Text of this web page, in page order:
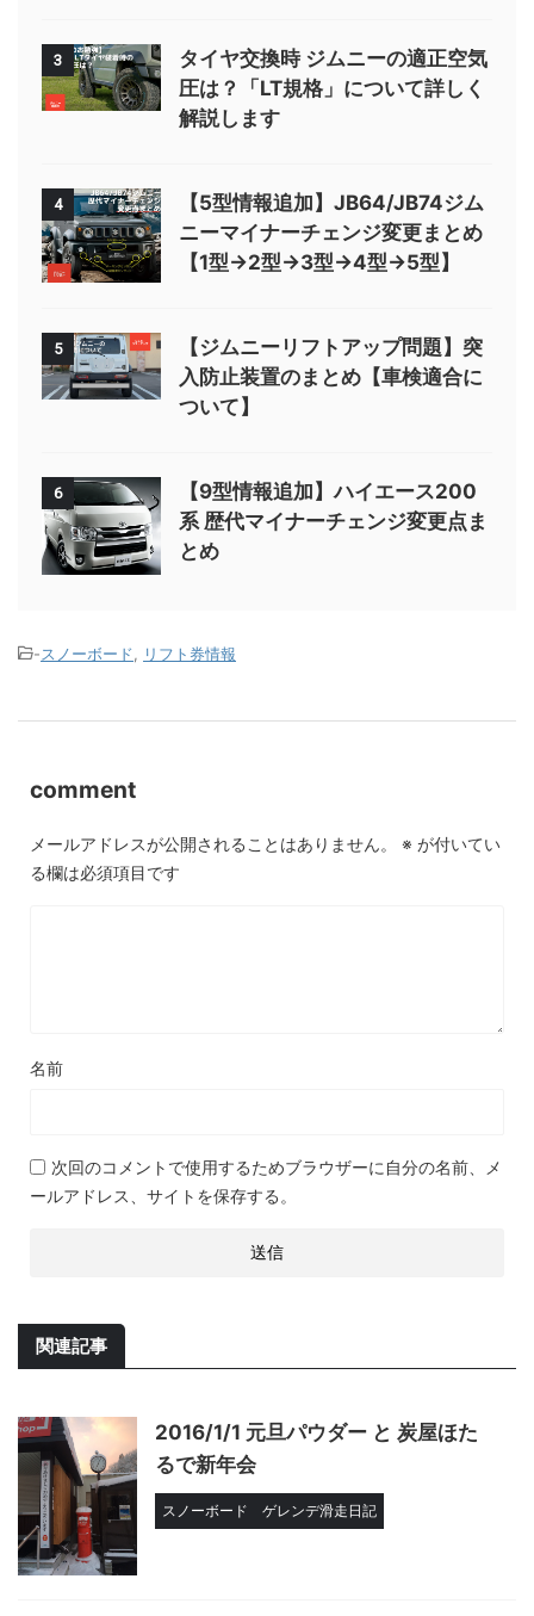
3
タイヤ交換時 ジムニーの適正空気
圧は？「LT規格」について詳しく
解説します
4
【5型情報追加】JB64/JB74ジム
ニーマイナーチェンジ変更まとめ
【1型→2型→3型→4型→5型】
5
【ジムニーリフトアップ問題】突
入防止装置のまとめ【車検適合に
ついて】
6
【9型情報追加】ハイエース200
系 歴代マイナーチェンジ変更点ま
とめ
-スノーボード リフト券情報
comment
メールアドレスが公開されることはありません。 ※ が付いてい
る欄は必須項目です
名前
次回のコメントで使用するためブラウザーに自分の名前、メ
ールアドレス、サイトを保存する。
関連記事
2016/1/1 元旦パウダー と 炭屋ほた
るで新年会
スノーボード ゲレンデ滑走日記